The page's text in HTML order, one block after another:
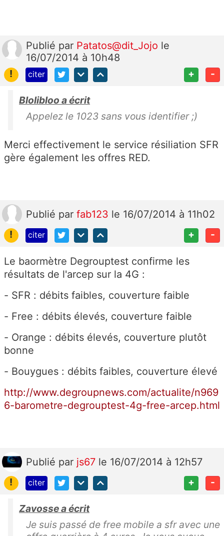
Publié par Patatos@dit_Jojo le
16/07/2014 à 10h48
!
citer + -
Blolibloo a écrit
Appelez le 1023 sans vous identifier ;)
Merci effectivement le service résiliation SFR
gère également les offres RED.
Publié par fab123 le 16/07/2014 à 11h02
!
citer + -
Le baormètre Degrouptest confirme les
résultats de l'arcep sur la 4G :
- SFR : débits faibles, couverture faible
- Free : débits élevés, couverture faible
- Orange : débits élevés, couverture plutôt
bonne
- Bouygues : débits faibles, couverture élevé
http://www.degroupnews.com/actualite/n969
6-barometre-degrouptest-4g-free-arcep.html
Publié par js67 le 16/07/2014 à 12h57
!
citer + -
Zavosse a écrit
Je suis passé de free mobile a sfr avec une